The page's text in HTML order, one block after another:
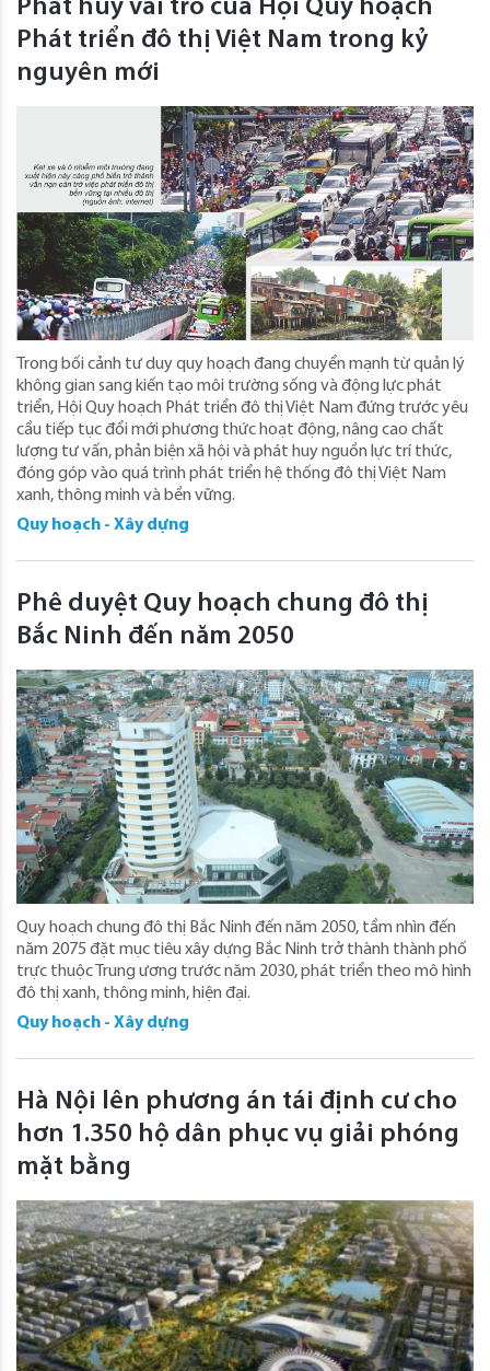
Phát huy vai trò của Hội Quy hoạch
Phát triển đô thị Việt Nam trong kỷ
nguyên mới
Trong bối cảnh tư duy quy hoạch đang chuyển mạnh từ quản lý
không gian sang kiến tạo môi trường sống và động lực phát
triển, Hội Quy hoạch Phát triển đô thị Việt Nam đứng trước yêu
cầu tiếp tục đổi mới phương thức hoạt động, nâng cao chất
lượng tư vấn, phản biện xã hội và phát huy nguồn lực trí thức,
đóng góp vào quá trình phát triển hệ thống đô thị Việt Nam
xanh, thông minh và bền vững.
Quy hoạch - Xây dựng
Phê duyệt Quy hoạch chung đô thị
Bắc Ninh đến năm 2050
Quy hoạch chung đô thị Bắc Ninh đến năm 2050, tầm nhìn đến
năm 2075 đặt mục tiêu xây dựng Bắc Ninh trở thành thành phố
trực thuộc Trung ương trước năm 2030, phát triển theo mô hình
đô thị xanh, thông minh, hiện đại.
Quy hoạch - Xây dựng
Hà Nội lên phương án tái định cư cho
hơn 1.350 hộ dân phục vụ giải phóng
mặt bằng